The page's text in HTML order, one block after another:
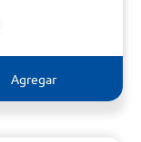
Agregar